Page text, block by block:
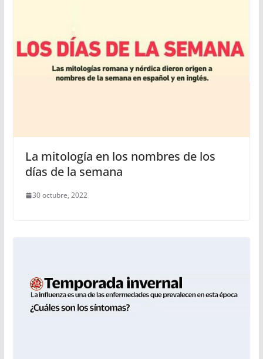
La mitología en los nombres de los
días de la semana
30 octubre, 2022